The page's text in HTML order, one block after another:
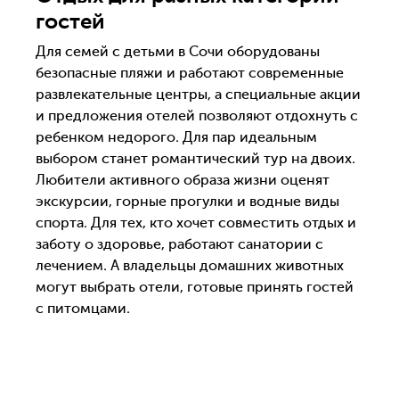
гостей
Для семей с детьми в Сочи оборудованы
безопасные пляжи и работают современные
развлекательные центры, а специальные акции
и предложения отелей позволяют отдохнуть с
ребенком недорого. Для пар идеальным
выбором станет романтический тур на двоих.
Любители активного образа жизни оценят
экскурсии, горные прогулки и водные виды
спорта. Для тех, кто хочет совместить отдых и
заботу о здоровье, работают санатории с
лечением. А владельцы домашних животных
могут выбрать отели, готовые принять гостей
с питомцами.